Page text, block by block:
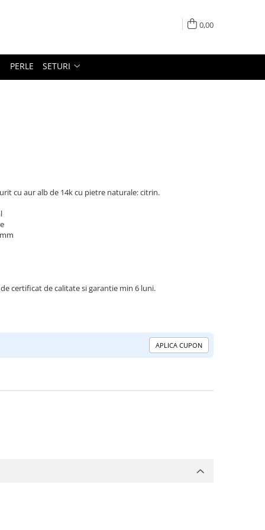
0,00
PERLE SETURI
cu aur alb de 14k cu pietre naturale: citrin.
certificat de calitate si garantie min 6 luni.
APLICA CUPON